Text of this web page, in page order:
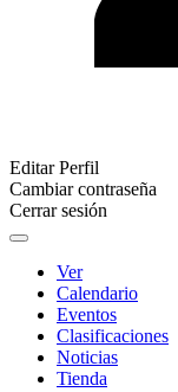
Editar Perfil
Cambiar contraseña
Cerrar sesión
Ver
Calendario
Eventos
Clasificaciones
Noticias
Tienda